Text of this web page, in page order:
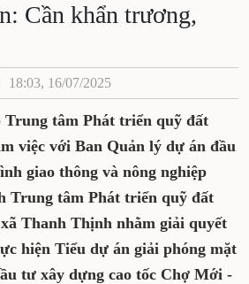
Cần khẩn trương,
18:03, 16/07/2025
Trung tâm Phát triển quỹ đất
việc với Ban Quản lý dự án đầu
giao thông và nông nghiệp
Trung tâm Phát triển quỹ đất
Thanh Thịnh nhằm giải quyết
hiện Tiểu dự án giải phóng mặt
tư xây dựng cao tốc Chợ Mới -